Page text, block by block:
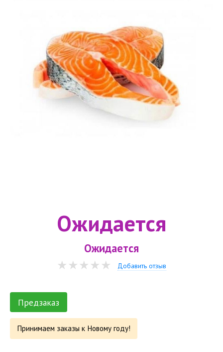
Ожидается
Ожидается
Добавить отзыв
Предзаказ
Принимаем заказы к Новому году!